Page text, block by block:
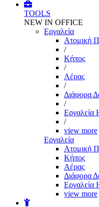
TOOLS
NEW IN OFFICE
Εργαλεία
Aτομική
/
Kήπος
/
Αέρας
/
Διάφορα
/
Εργαλεία
/
view more
Εργαλεία
Aτομική
Kήπος
Αέρας
Διάφορα
Εργαλεία
view more